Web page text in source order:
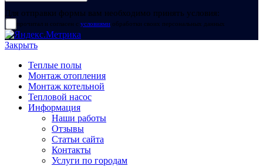
Для отправки формы вам необходимо принять условия:
прочитал и согласен с условиями обработки своих персональных данных
Закрыть
Теплые полы
Монтаж отопления
Монтаж котельной
Тепловой насос
Информация
Наши работы
Отзывы
Статьи сайта
Контакты
Услуги по городам